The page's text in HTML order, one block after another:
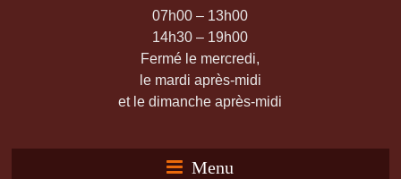
07h00 – 13h00
14h30 – 19h00
Fermé le mercredi,
le mardi après-midi
et le dimanche après-midi
Menu